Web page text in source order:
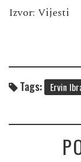
Izvor: Vijesti
Tags: Ervin